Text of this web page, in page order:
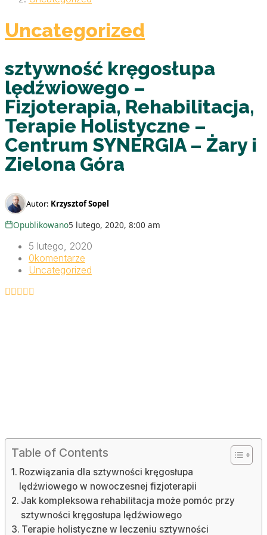
Uncategorized
sztywność kręgosłupa
lędźwiowego –
Fizjoterapia, Rehabilitacja,
Terapie Holistyczne –
Centrum SYNERGIA – Żary i
Zielona Góra
Autor: Krzysztof Sopel
Opublikowano5 lutego, 2020, 8:00 am
5 lutego, 2020
0komentarze
Uncategorized
Table of Contents
Rozwiązania dla sztywności kręgosłupa
lędźwiowego w nowoczesnej fizjoterapii
Jak kompleksowa rehabilitacja może pomóc przy
sztywności kręgosłupa lędźwiowego
Terapie holistyczne w leczeniu sztywności